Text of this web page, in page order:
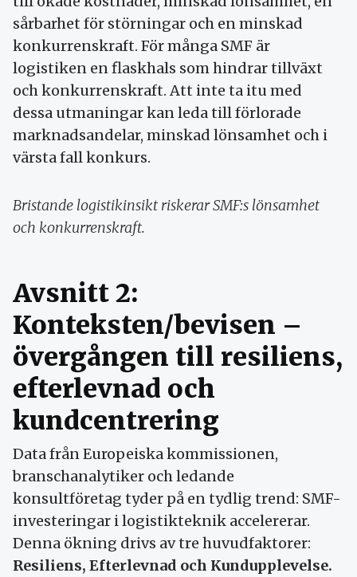
sårbarhet för störningar och en minskad
konkurrenskraft. För många SMF är
logistiken en flaskhals som hindrar tillväxt
och konkurrenskraft. Att inte ta itu med
dessa utmaningar kan leda till förlorade
marknadsandelar, minskad lönsamhet och i
värsta fall konkurs.
Bristande logistikinsikt riskerar SMF:s lönsamhet
och konkurrenskraft.
Avsnitt 2:
Konteksten/bevisen –
övergången till resiliens,
efterlevnad och
kundcentrering
Data från Europeiska kommissionen,
branschanalytiker och ledande
konsultföretag tyder på en tydlig trend: SMF-
investeringar i logistikteknik accelererar.
Denna ökning drivs av tre huvudfaktorer:
Resiliens, Efterlevnad och Kundupplevelse.